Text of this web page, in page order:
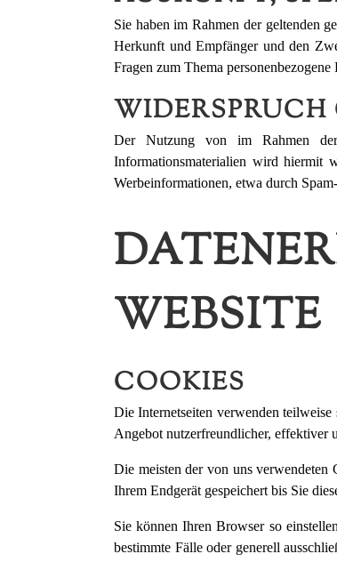
Sie haben im Rahmen der geltenden
Herkunft und Empfänger und den
Fragen zum Thema
Der Nutzung von im Rahmen der
Informationsmaterialien wird hiermit
Werbeinformationen, etwa durch
WEBSITE
COOKIES
Die Internetseiten verwenden
Angebot nutzerfreundlicher, effektiver
Die meisten der von uns verwendeten
Ihrem Endgerät gespeichert bis Sie
Sie können Ihren Browser so
bestimmte Fälle oder generell